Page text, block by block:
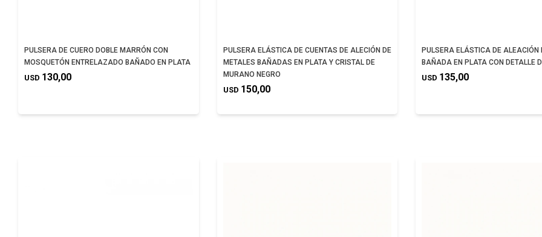
PULSERA DE CUERO DOBLE MARRÓN CON
MOSQUETÓN ENTRELAZADO BAÑADO EN PLATA
USD 130,00
PULSERA ELÁSTICA DE CUENTAS DE ALECIÓN DE
METALES BAÑADAS EN PLATA Y CRISTAL DE
MURANO NEGRO
USD 150,00
PULSERA ELÁSTICA DE ALEACIÓN
BAÑADA EN PLATA CON DETALLE
USD 135,00